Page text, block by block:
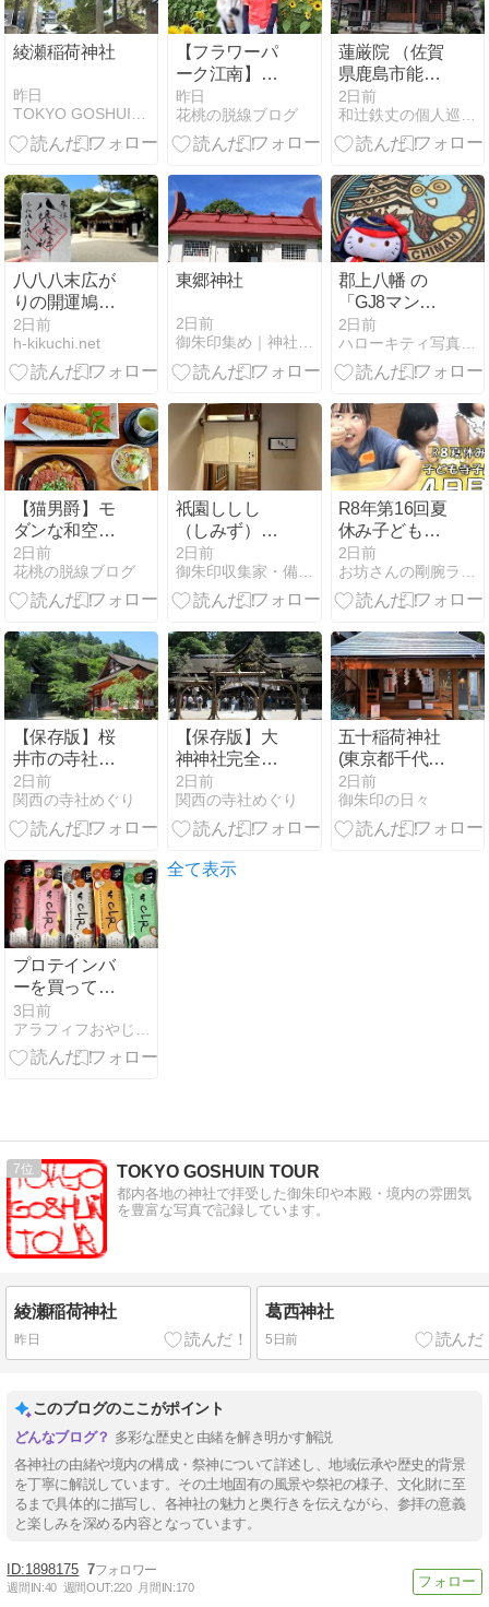
綾瀬稲荷神社
昨日
TOKYO GOSHUIN TOUR
【フラワーパ
ーク江南】ひ
まわりとスイ
レンの花 in 愛
知 (江南)
昨日
花桃の脱線ブログ
蓮厳院 （佐賀
県鹿島市能古
見辻）
2日前
和辻鉄丈の個人巡礼 （御朱印＆風景印）
八八八末広が
りの開運鳩文
字御朱印・大
宮八幡宮（東
京都杉並区）
2日前
h-kikuchi.net
東郷神社
2日前
御朱印集め｜神社めぐり
郡上八幡 の
「GJ8マン」
マンホールカ
ード & 町並み
2日前
ハローキティ写真館 キティグッズ＆御朱印集めのプチ旅日記
【猫男爵】モ
ダンな和空間
でラ～ンチ in
愛知(一宮)
2日前
花桃の脱線ブログ
祇園ししし
（しみず）〜
京都
2日前
御朱印収集家・備忘録
R8年第16回夏
休み子ども寺
子屋開幕〜４
日目：ゼリー
を作って食べ
2日前
お坊さんの剛腕ラリアット
【保存版】桜
井市の寺社め
ぐり｜歴史と
祈りにふれる
神社・お寺15
2日前
関西の寺社めぐり
【保存版】大
神神社完全ガ
イド｜摂末社
と三輪山信仰
を巡る祈りの
2日前
関西の寺社めぐり
五十稲荷神社
(東京都千代田
区)
2日前
御朱印の日々
プロテインバ
ーを買ってみ
た
3日前
全て表示
7 TOKYO GOSHUIN TOUR
都内各地の神社で拝受した御朱印や本殿・境内の雰囲気
を豊富な写真で記録しています。
綾瀬稲荷神社
昨日
葛西神社
5日前
このブログのここがポイント
多彩な歴史と由緒を解き明かす解説
各神社の由緒や境内の構成・祭神について詳述し、地域伝承や歴史的背景
を丁寧に解説しています。その土地固有の風景や祭祀の様子、文化財に至
るまで具体的に描写し、各神社の魅力と奥行きを伝えながら、参拝の意義
と楽しみを深める内容となっています。
1898175 7
週間IN:40 週間OUT:220 月間IN:170